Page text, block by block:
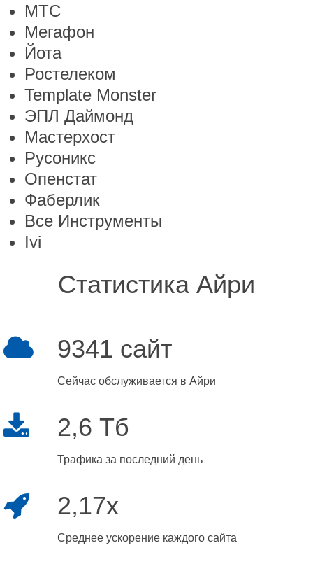
МТС
Мегафон
Йота
Ростелеком
Template Monster
ЭПЛ Даймонд
Мастерхост
Русоникс
Опенстат
Фаберлик
Все Инструменты
Ivi
Статистика Айри
9341 сайт
Сейчас обслуживается в Айри
2,6 Тб
Трафика за последний день
2,17x
Среднее ускорение каждого сайта